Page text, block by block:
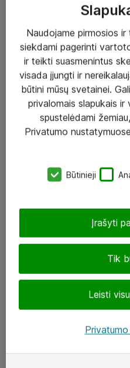
Sprendimai ir
Paslaugos
Sprendimai
Įgyvendinti projektai
Atea ekspertų patarimai verslui
UAB „ATEA“
J. Rutkausko g. 6, Vilnius
Atea kontaktai
Aplankykite mus
Naudojame pirmosios
siekdami pagerinti
ir teikti suasmenintus
visada įjungti ir
būtini mūsų svetainei.
privalomais slapukais
spustelėdami
Privatumo
Būtinieji
Tik
Leisti
Įrašyti